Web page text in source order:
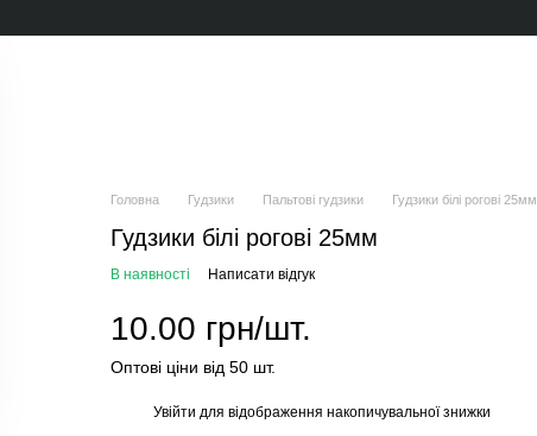
Головна Гудзики Пальтові гудзики Гудзики білі рогові 25мм
Гудзики білі рогові 25мм
В наявності Написати відгук
10.00 грн/шт.
Оптові ціни від 50 шт.
Увійти для відображення накопичувальної знижки